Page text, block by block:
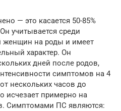
— это касается 50-85%
учитывается среди
женщин на роды и имеет
характер. Он
дней после родов,
симптомов на 4
нескольких часов до
исчезает примерно на
Симптомами ПС являются: